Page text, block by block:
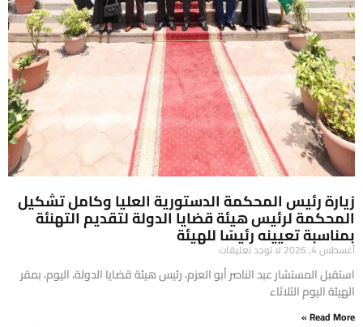
زيارة رئيس المحكمة الدستورية العليا وكامل تشكيل
المحكمة لرئيس هيئة قضايا الدولة لتقديم التهنئة
بمناسبة تعيينه رئيسًا للهيئة
أغسطس 4, 2026 لا توجد تعليقات
​استقبل المستشار عبد الناصر أبو العزم، رئيس هيئة قضايا الدولة، اليوم، بمقر
الهيئة اليوم الثلاثاء
Read More »